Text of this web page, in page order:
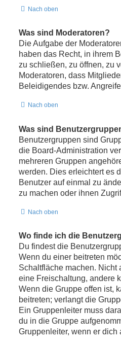
Nach oben
Was sind Moderatoren?
Die Aufgabe der
haben das Recht, in ihrem
zu schließen, zu öffnen, zu
Moderatoren, dass
Beleidigendes bzw.
Nach oben
Was sind
Benutzergruppen sind
die Board-Administration
mehreren Gruppen
werden. Dies erleichtert es
Benutzer auf einmal zu
zu machen oder ihnen
Nach oben
Wo finde ich die
Du findest die
Wenn du einer beitreten
Schaltfläche machen. Nicht
eine Freischaltung, andere
Wenn die Gruppe offen ist,
beitreten; verlangt die
Ein Gruppenleiter muss
du in die Gruppe
Gruppenleiter, wenn er